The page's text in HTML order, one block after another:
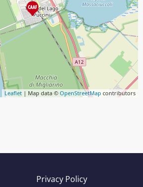
Leaflet | Map data © OpenStreetMap contributors
Privacy Policy